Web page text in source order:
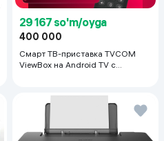
29 167 so'm/oyga
400 000
Смарт ТВ-приставка TVCOM
ViewBox на Android TV с